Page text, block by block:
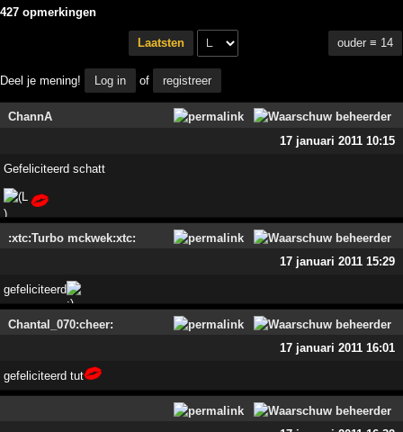
427 opmerkingen
Laatsten ouder ≡ 14
Deel je mening! Log in of registreer
ChannA
17 januari 2011 10:15
Gefeliciteerd schatt
:xtc:Turbo mckwek:xtc:
17 januari 2011 15:29
gefeliciteerd
Chantal_070:cheer:
17 januari 2011 16:01
gefeliciteerd tut